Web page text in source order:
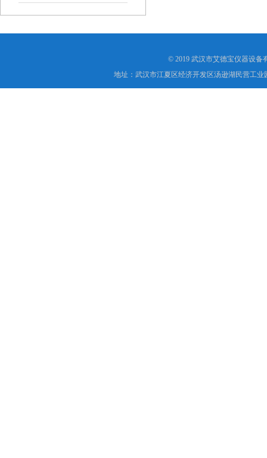
© 2019 武汉市艾德宝仪器设备
地址：武汉市江夏区经济开发区汤逊湖民营工业